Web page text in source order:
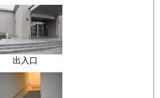
出入口